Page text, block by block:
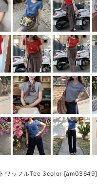
ワッフルTee 3color [am03649]